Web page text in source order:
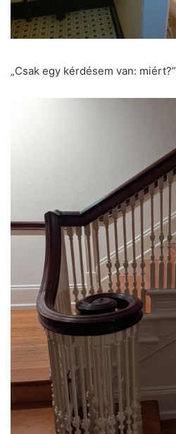
„Csak egy kérdésem van: miért?”